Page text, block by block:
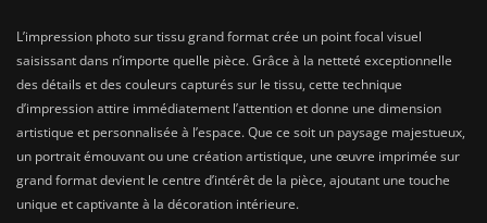
L’impression photo sur tissu grand format crée un point focal visuel
saisissant dans n’importe quelle pièce. Grâce à la netteté exceptionnelle
des détails et des couleurs capturés sur le tissu, cette technique
d’impression attire immédiatement l’attention et donne une dimension
artistique et personnalisée à l’espace. Que ce soit un paysage majestueux,
un portrait émouvant ou une création artistique, une œuvre imprimée sur
grand format devient le centre d’intérêt de la pièce, ajoutant une touche
unique et captivante à la décoration intérieure.